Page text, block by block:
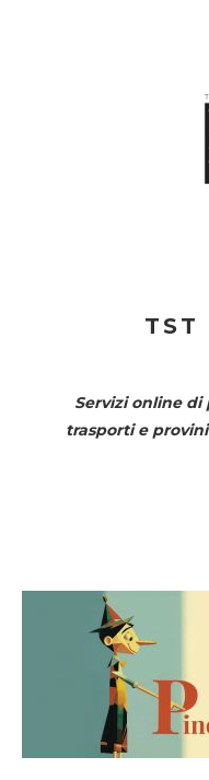
TST
Servizi online
trasporti e